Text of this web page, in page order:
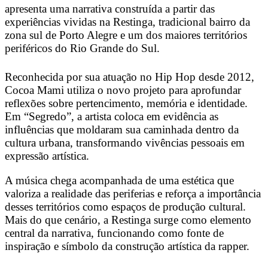
apresenta uma narrativa construída a partir das
experiências vividas na Restinga, tradicional bairro da
zona sul de Porto Alegre e um dos maiores territórios
periféricos do Rio Grande do Sul.
Reconhecida por sua atuação no Hip Hop desde 2012,
Cocoa Mami utiliza o novo projeto para aprofundar
reflexões sobre pertencimento, memória e identidade.
Em “Segredo”, a artista coloca em evidência as
influências que moldaram sua caminhada dentro da
cultura urbana, transformando vivências pessoais em
expressão artística.
A música chega acompanhada de uma estética que
valoriza a realidade das periferias e reforça a importância
desses territórios como espaços de produção cultural.
Mais do que cenário, a Restinga surge como elemento
central da narrativa, funcionando como fonte de
inspiração e símbolo da construção artística da rapper.